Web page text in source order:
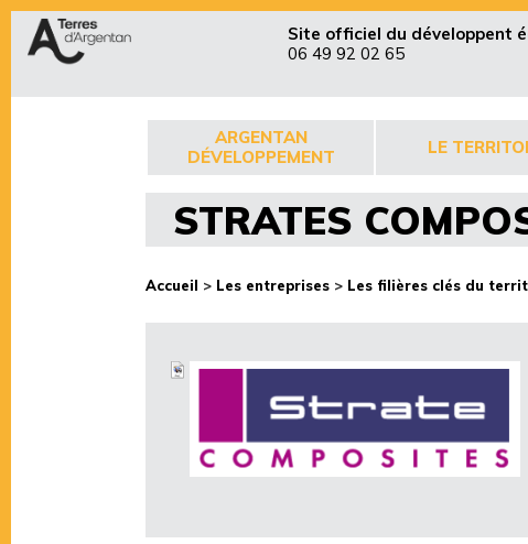
Site officiel du développent
06 49 92 02 65
ARGENTAN
DÉVELOPPEMENT
LE
STRATES
Accueil > Les entreprises > Les filières clés du